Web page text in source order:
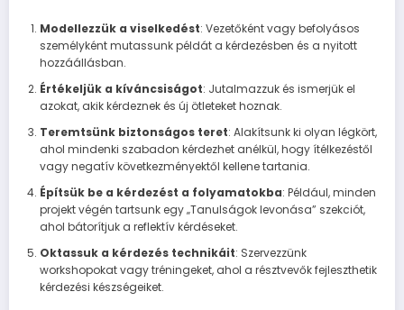
Modellezzük a viselkedést: Vezetőként vagy befolyásos
személyként mutassunk példát a kérdezésben és a nyitott
hozzáállásban.
Értékeljük a kíváncsiságot: Jutalmazzuk és ismerjük el
azokat, akik kérdeznek és új ötleteket hoznak.
Teremtsünk biztonságos teret: Alakítsunk ki olyan légkört,
ahol mindenki szabadon kérdezhet anélkül, hogy ítélkezéstől
vagy negatív következményektől kellene tartania.
Építsük be a kérdezést a folyamatokba: Például, minden
projekt végén tartsunk egy „Tanulságok levonása” szekciót,
ahol bátorítjuk a reflektív kérdéseket.
Oktassuk a kérdezés technikáit: Szervezzünk
workshopokat vagy tréningeket, ahol a résztvevők fejleszthetik
kérdezési készségeiket.